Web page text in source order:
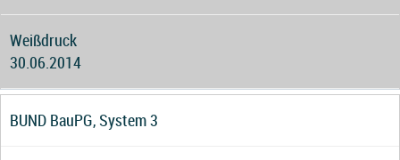
Weißdruck
30.06.2014
BUND BauPG, System 3